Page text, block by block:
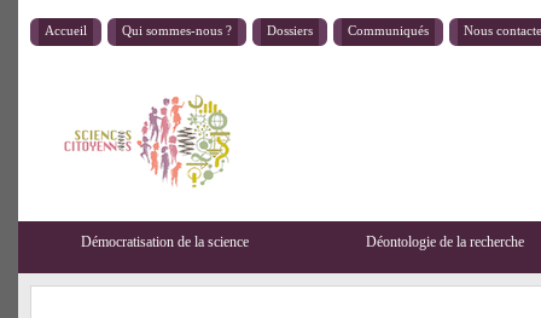
Accueil Qui sommes-nous ? Dossiers Communiqués Nous
Démocratisation de la science Déontologie de la recherche